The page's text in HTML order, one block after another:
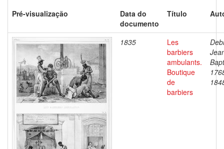
Pré-visualização
Data do
documento
Título
1835
Les
barbiers
ambulants.
Boutique
de
barbiers